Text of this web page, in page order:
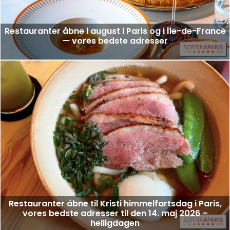
Restauranter åbne i august i Paris og i Île-de-France
— vores bedste adresser
Restauranter åbne til Kristi himmelfartsdag i Paris,
vores bedste adresser til den 14. maj 2026 –
helligdagen